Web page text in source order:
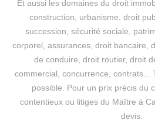
Et aussi les domaines du droit
construction, urbanisme, droit
succession, sécurité sociale,
corporel, assurances, droit bancaire,
de conduire, droit routier, droit
commercial, concurrence, contrats...
possible. Pour un prix précis du
contentieux ou litiges du Maître à
devis.